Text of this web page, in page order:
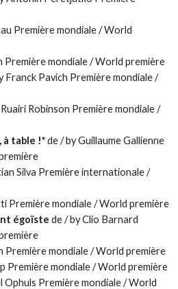
Première mondiale / World
Première mondiale / World première
Franck Pavich Première mondiale /
Robinson Première mondiale /
à table !*de / by Guillaume Gallienne
Silva Première internationale /
Première mondiale / World première
égoïste de / by Clio Barnard
Première mondiale / World première
Première mondiale / World première
Ophuls Première mondiale / World